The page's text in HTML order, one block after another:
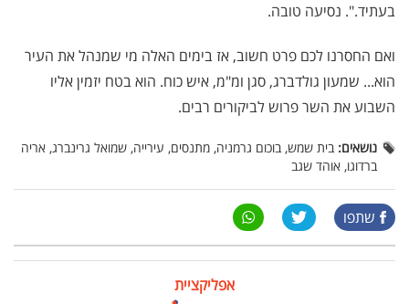
בעתיד.". נסיעה טובה.
ואם החסרנו לכם פרט חשוב, אז בימים האלה מי שמנהל את העיר
הוא... שמעון גולדברג, סגן ומ"מ, איש כוח. הוא בטח יזמין אליו
השבוע את השר פרוש לביקורים רבים.
נושאים: בית שמש, בוכום גרמניה, מתנסים, עירייה, שמואל גרינברג, אריה
ברדוגו, אוהד שגב
שתפו
אפליקציית